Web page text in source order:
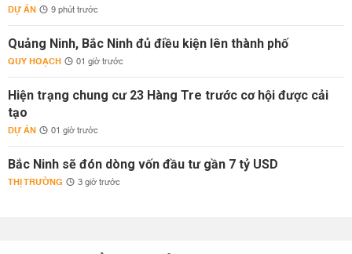
DỰ ÁN 9 phút trước
Quảng Ninh, Bắc Ninh đủ điều kiện lên thành phố
QUY HOẠCH 01 giờ trước
Hiện trạng chung cư 23 Hàng Tre trước cơ hội được cải
tạo
DỰ ÁN 01 giờ trước
Bắc Ninh sẽ đón dòng vốn đầu tư gần 7 tỷ USD
THỊ TRƯỜNG 3 giờ trước